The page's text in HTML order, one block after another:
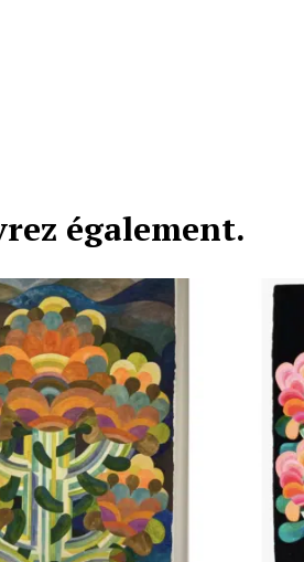
également.